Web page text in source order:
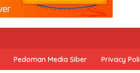
Pedoman Media Siber Privacy